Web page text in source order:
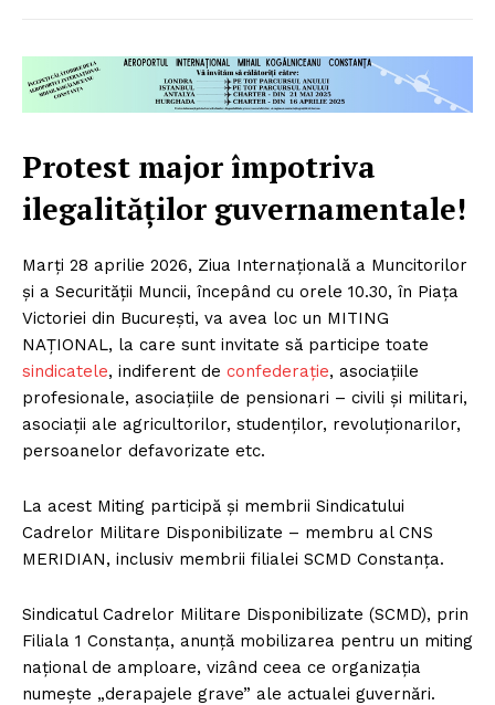
Protest major împotriva
ilegalităților guvernamentale!
Marți 28 aprilie 2026, Ziua Internațională a Muncitorilor
și a Securității Muncii, începând cu orele 10.30, în Piața
Victoriei din București, va avea loc un MITING
NAȚIONAL, la care sunt invitate să participe toate
sindicatele, indiferent de confederație, asociațiile
profesionale, asociațiile de pensionari – civili și militari,
asociații ale agricultorilor, studenților, revoluționarilor,
persoanelor defavorizate etc.
La acest Miting participă și membrii Sindicatului
Cadrelor Militare Disponibilizate – membru al CNS
MERIDIAN, inclusiv membrii filialei SCMD Constanța.
Sindicatul Cadrelor Militare Disponibilizate (SCMD), prin
Filiala 1 Constanța, anunță mobilizarea pentru un miting
național de amploare, vizând ceea ce organizația
numește „derapajele grave” ale actualei guvernări.